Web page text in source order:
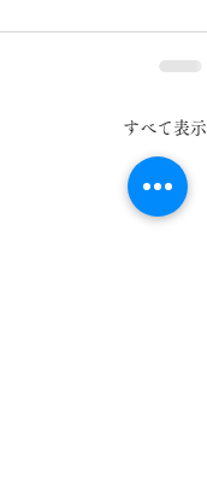
すべて表示